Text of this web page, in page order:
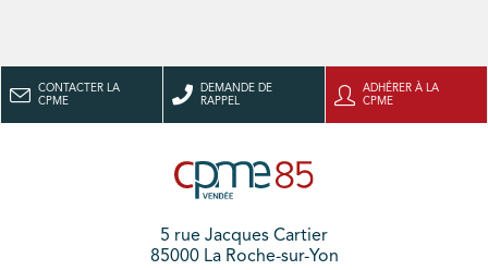
CONTACTER LA
CPME
DEMANDE DE
RAPPEL
ADHÉRER À LA
CPME
5 rue Jacques Cartier
85000 La Roche-sur-Yon